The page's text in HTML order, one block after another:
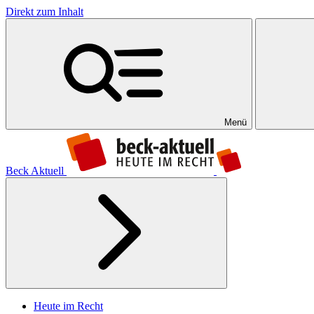
Direkt zum Inhalt
Menü
Beck Aktuell
Heute im Recht